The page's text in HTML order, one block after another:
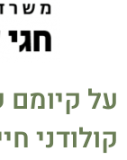
על קיומם
קולודני